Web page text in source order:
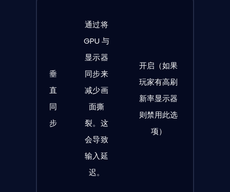
垂
直
同
步
通过将
GPU 与
显示器
同步来
减少画
面撕
裂。这
会导致
输入延
迟。
开启（如果
玩家有高刷
新率显示器
则禁用此选
项）